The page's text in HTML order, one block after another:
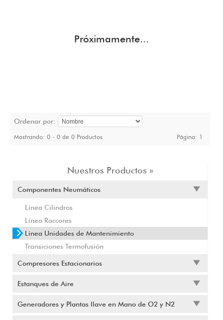
Nuestros Productos »
Componentes Neumáticos
Línea Cilindros
Línea Raccores
Línea Unidades de Mantenimiento
Transiciones Termofusión
Compresores Estacionarios
Estanques de Aire
Generadores y Plantas llave en Mano de O2 y N2
Próximamente...
Ordenar por:
Mostrando: 0 - 0 de 0 Productos Página: 1